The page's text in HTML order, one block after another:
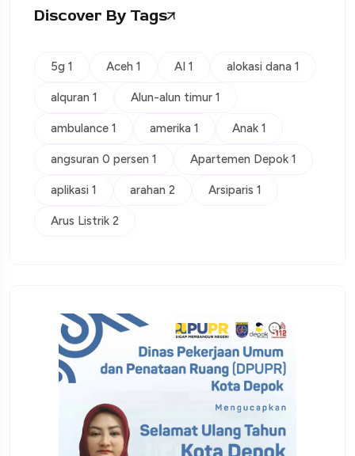
Discover By Tags
5g 1 Aceh 1 AI 1 alokasi dana 1
alquran 1 Alun-alun timur 1
ambulance 1 amerika 1 Anak 1
angsuran 0 persen 1 Apartemen Depok 1
aplikasi 1 arahan 2 Arsiparis 1
Arus Listrik 2